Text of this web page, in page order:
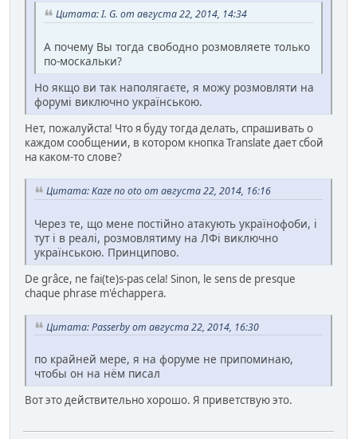
Цитата: I. G. от августа 22, 2014, 14:34
А почему Вы тогда свободно розмовляете только
по-москальки?
Но якщо ви так наполягаєте, я можу розмовляти на
форумі виключно українською.
Нет, пожалуйста! Что я буду тогда делать, спрашивать о
каждом сообщении, в котором кнопка Translate дает сбой
на каком-то слове?
Цитата: Kaze no oto от августа 22, 2014, 16:16
Через те, що мене постійно атакують українофоби, і
тут і в реалі, розмовлятиму на ЛФі виключно
українською. Принципово.
De grâce, ne fai(te)s-pas cela! Sinon, le sens de presque
chaque phrase m'échappera.
Цитата: Passerby от августа 22, 2014, 16:30
по крайней мере, я на форуме не припоминаю,
чтобы он на нём писал
Вот это действительно хорошо. Я приветствую это.